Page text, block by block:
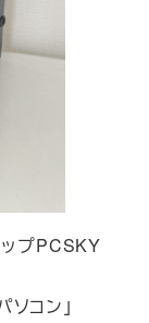
プPCSKY
コン」